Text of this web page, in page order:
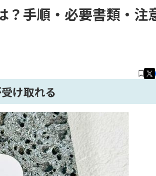
？手順・必要書類・注
け取れる